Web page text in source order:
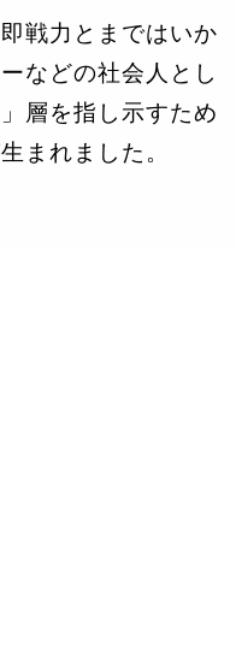
戦力とまではいか
などの社会人とし
層を指し示すため
まれました。